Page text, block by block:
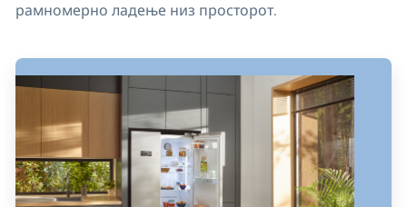
рамномерно ладење низ просторот.